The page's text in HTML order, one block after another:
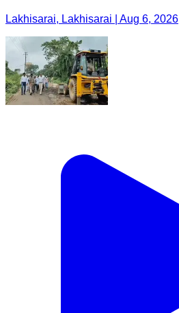
Lakhisarai, Lakhisarai | Aug 6, 2026